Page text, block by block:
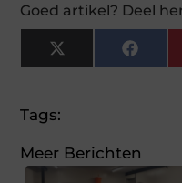
Goed artikel? Deel
X
(Twitter)
Tags:
Meer Berichten